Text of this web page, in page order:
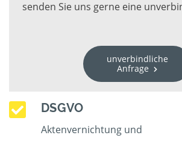
senden Sie uns gerne eine
unverbindliche
Anfrage
DSGVO
Aktenvernichtung und